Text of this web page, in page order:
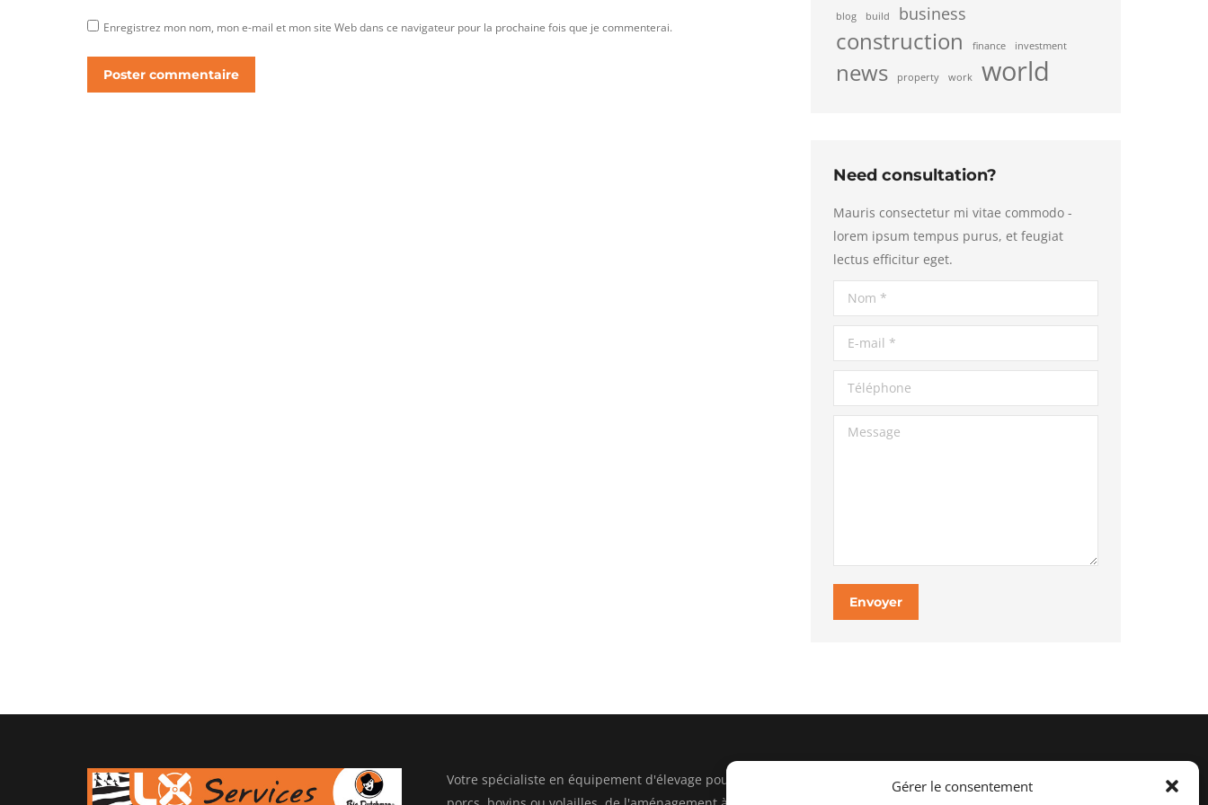
Gérer le consentement
Enregistrez mon nom, mon e-mail et mon site Web dans ce navigateur pour la prochaine fois que je commenterai.
Poster commentaire
blog build business
construction finance investment
news property work world
Need consultation?
Mauris consectetur mi vitae commodo -
lorem ipsum tempus purus, et feugiat
lectus efficitur eget.
Nom *
E-mail *
Téléphone
Message
Envoyer
Votre spécialiste en équipement d'élevage pour
Retrouvez-nous sur :